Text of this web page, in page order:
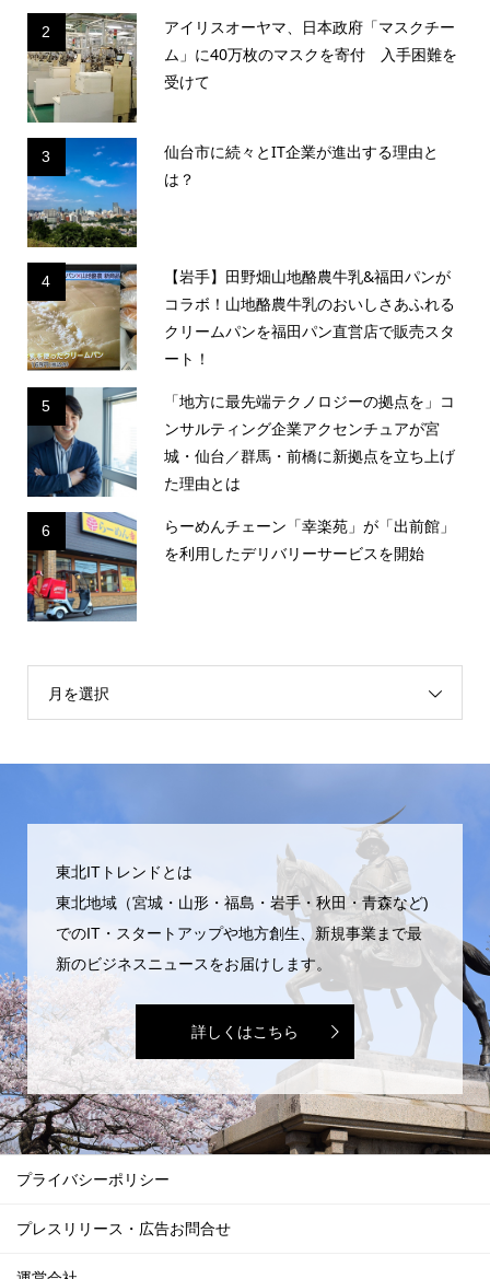
2
アイリスオーヤマ、日本政府「マスクチー
ム」に40万枚のマスクを寄付 入手困難を
受けて
3
仙台市に続々とIT企業が進出する理由と
は？
4
【岩手】田野畑山地酪農牛乳&福田パンが
コラボ！山地酪農牛乳のおいしさあふれる
クリームパンを福田パン直営店で販売スタ
ート！
5
「地方に最先端テクノロジーの拠点を」コ
ンサルティング企業アクセンチュアが宮
城・仙台／群馬・前橋に新拠点を立ち上げ
た理由とは
6
らーめんチェーン「幸楽苑」が「出前館」
を利用したデリバリーサービスを開始
月を選択
東北ITトレンドとは
東北地域（宮城・山形・福島・岩手・秋田・青森など)
でのIT・スタートアップや地方創生、新規事業まで最
新のビジネスニュースをお届けします。
詳しくはこちら
プライバシーポリシー
プレスリリース・広告お問合せ